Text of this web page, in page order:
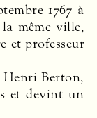
1767 à
même ville,
et professeur
Berton,
et devint un